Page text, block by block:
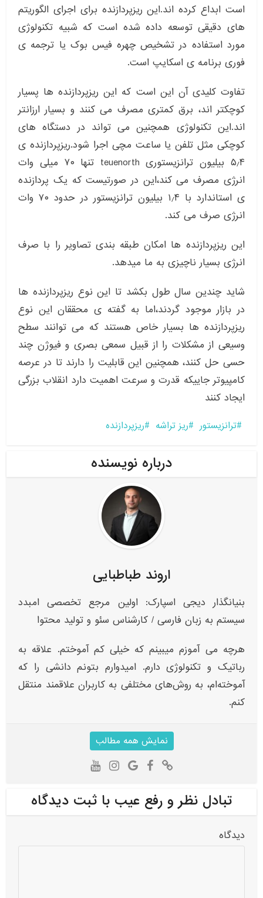
است ابداع کرده اند.این ریزپردازنده برای اجرای الگوریتم
های دقیقی توسعه داده شده است که شبیه تکنولوژی
مورد استفاده در تشخیص چهره فیس بوک یا ترجمه ی
فوری برنامه ی اسکایپ است.
تفاوت کلیدی آن این است که این ریزپردازنده ها پسیار
کوچکتر اند، برق کمتری مصرف می کنند و بسیار ارزانتر
اند.این تکنولوژی همچنین می تواند در دستگاه های
کوچکی مثل تلفن یا ساعت مچی اجرا شود.ریزپردازنده ی
۵٫۴ بیلیون ترانزیستوری teuenorth تنها ۷۰ میلی وات
انرژی مصرف می کند،این در صورتیست که یک پردازنده
ی استاندارد با ۱٫۴ بیلیون ترانزیستور در حدود ۷۰ وات
انرژی صرف می کند.
این ریزپردازنده ها امکان طبقه بندی تصاویر را با صرف
انرژی بسیار ناچیزی به ما میدهد.
شاید چندین سال طول بکشد تا این نوع ریزپردازنده ها
در بازار موجود گردند،اما به گفته ی محققان این نوع
ریزپردازنده ها بسیار خاص هستند که می توانند سطح
وسیعی از مشکلات را از قبیل سمعی بصری و فیوژن چند
حسی حل کنند، همچنین این قابلیت را دارند تا در عرصه
کامپیوتر جاییکه قدرت و سرعت اهمیت دارد انقلاب بزرگی
ایجاد کنند
ترانزیستور ریز تراشه ریزپردازنده
درباره نویسنده
اروند طباطبایی
بنیانگذار دیجی اسپارک: اولین مرجع تخصصی امبدد
سیستم به زبان فارسی / کارشناس سئو و تولید محتوا
هرچه می آموزم میبینم که خیلی کم آموختم. علاقه به
رباتیک و تکنولوژی دارم. امیدوارم بتونم دانشی را که
آموخته‌ام، به روش‌های مختلفی به کاربران علاقمند منتقل
کنم.
نمایش همه مطالب
تبادل نظر و رفع عیب با ثبت دیدگاه
دیدگاه